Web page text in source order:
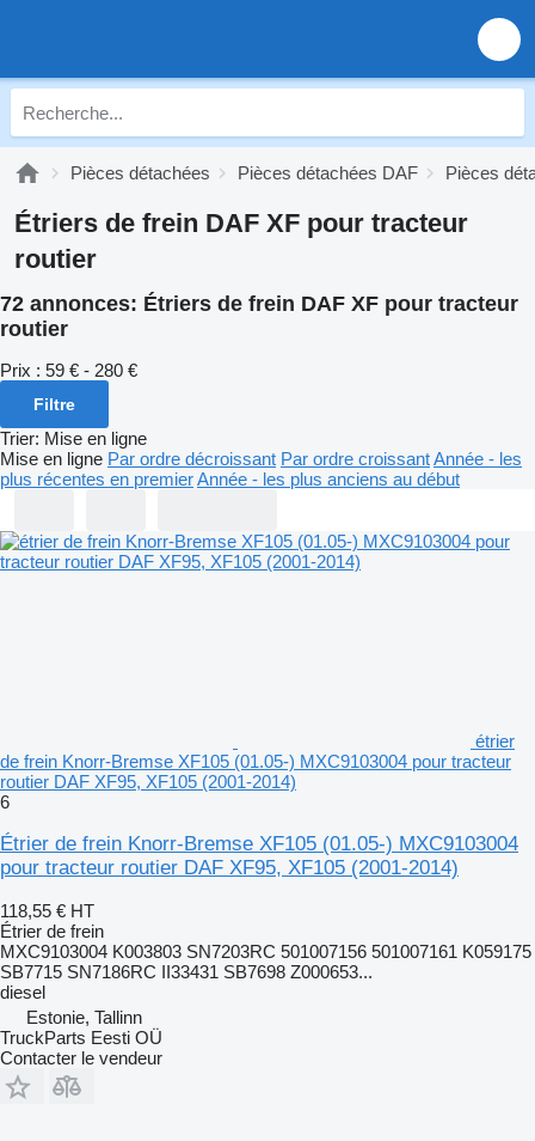
Pièces détachées Pièces détachées DAF Pièces
Étriers de frein DAF XF pour tracteur
routier
72 annonces: Étriers de frein DAF XF pour tracteur
routier
Prix : 59 € - 280 €
Filtre
Trier: Mise en ligne
Mise en ligne Par ordre décroissant Par ordre croissantAnnée - les
plus récentes en premierAnnée - les plus anciens au début
étrier
de frein Knorr-Bremse XF105 (01.05-) MXC9103004 pour tracteur
routier DAF XF95, XF105 (2001-2014)
6
Étrier de frein Knorr-Bremse XF105 (01.05-) MXC9103004
pour tracteur routier DAF XF95, XF105 (2001-2014)
118,55 € HT
Étrier de frein
MXC9103004 K003803 SN7203RC 501007156 501007161 K059175
SB7715 SN7186RC II33431 SB7698 Z000653...
diesel
Estonie, Tallinn
TruckParts Eesti OÜ
Contacter le vendeur